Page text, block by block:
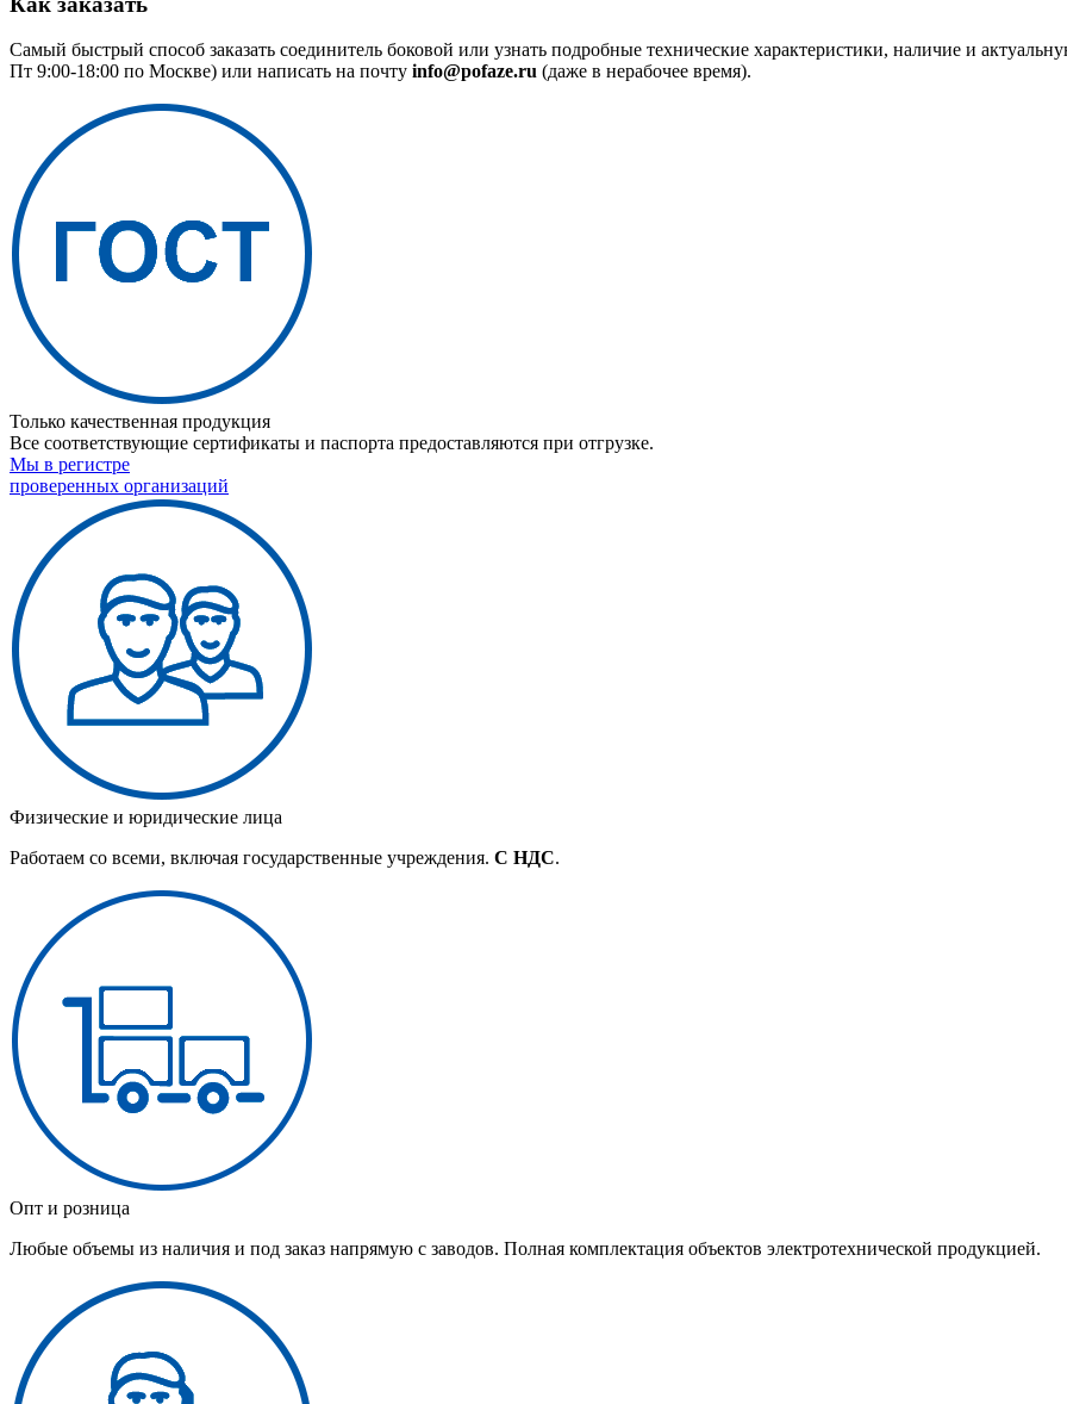
Самый быстрый способ заказать соединитель боковой или узнать подробные технические характеристики, наличие и
Пт 9:00-18:00 по Москве) или написать на почту info@pofaze.ru (даже в нерабочее время).
Только качественная продукция
Все соответствующие сертификаты и паспорта предоставляются при отгрузке.
Мы в регистре
проверенных организаций
Физические и юридические лица
Работаем со всеми, включая государственные учреждения. С НДС.
Опт и розница
Любые объемы из наличия и под заказ напрямую с заводов. Полная комплектация объектов электротехнической продукцией.